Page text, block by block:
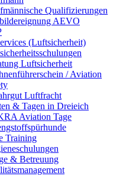
Qualifizierungen
AEVO
(Luftsicherheit)
Luftsicherheit
/ Aviation
Luftfracht
& Tagen in Dreieich
Aviation Tage
Training
& Betreuung